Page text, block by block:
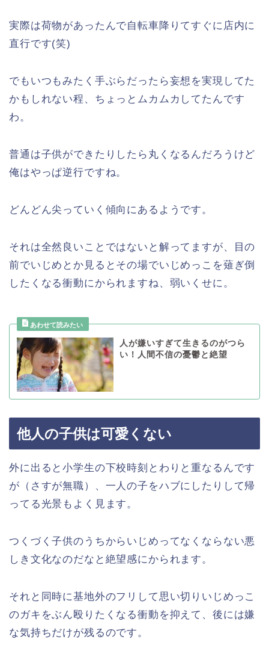
実際は荷物があったんで自転車降りてすぐに店内に
直行です(笑)
でもいつもみたく手ぶらだったら妄想を実現してた
かもしれない程、ちょっとムカムカしてたんです
わ。
普通は子供ができたりしたら丸くなるんだろうけど
俺はやっぱ逆行ですね。
どんどん尖っていく傾向にあるようです。
それは全然良いことではないと解ってますが、目の
前でいじめとか見るとその場でいじめっこを薙ぎ倒
したくなる衝動にかられますね、弱いくせに。
人が嫌いすぎて生きるのがつら
い！人間不信の憂鬱と絶望
他人の子供は可愛くない
外に出ると小学生の下校時刻とわりと重なるんです
が（さすが無職）、一人の子をハブにしたりして帰
ってる光景もよく見ます。
つくづく子供のうちからいじめってなくならない悪
しき文化なのだなと絶望感にかられます。
それと同時に基地外のフリして思い切りいじめっこ
のガキをぶん殴りたくなる衝動を抑えて、後には嫌
な気持ちだけが残るのです。